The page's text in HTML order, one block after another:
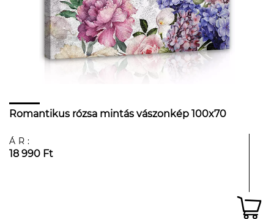
Romantikus rózsa mintás vászonkép 100x70
ÁR:
18 990 Ft